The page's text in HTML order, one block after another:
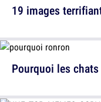
Pourquoi les
19 images